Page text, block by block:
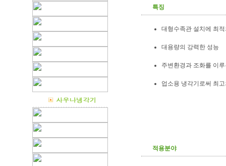
특징
대형수족관 설치에 최
대용량의 강력한 성능
주변환경과 조화를 이
업소용 냉각기로써 최
적용분야